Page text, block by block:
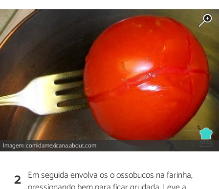
Imagem: comidamexicana.about.com
2 Em seguida envolva os o ossobucos na farinha,